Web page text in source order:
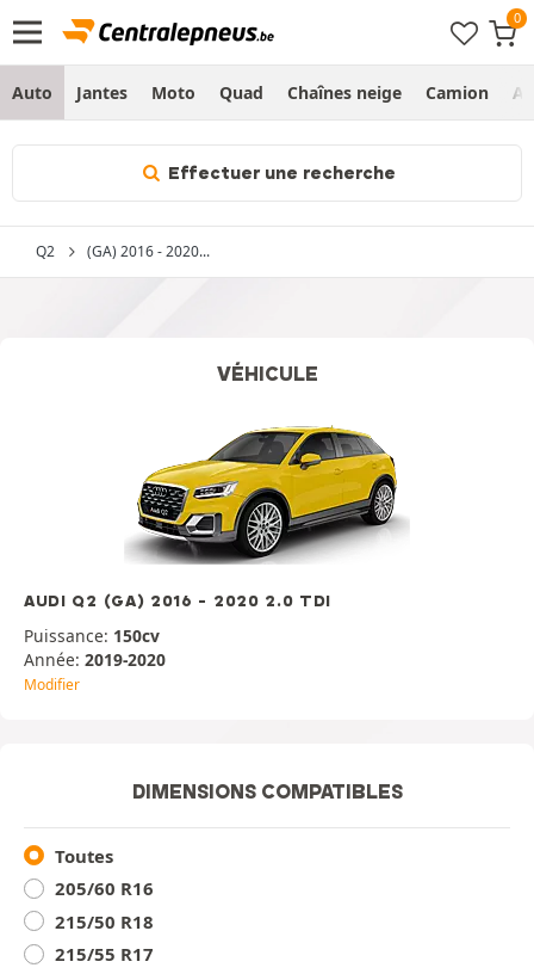
Auto Jantes Moto Quad Chaînes neige Camion
Effectuer une recherche
Q2 (GA) 2016 - 2020...
VÉHICULE
AUDI Q2 (GA) 2016 - 2020 2.0 TDI
Puissance: 150cv
Année: 2019-2020
Modifier
DIMENSIONS COMPATIBLES
Toutes
205/60 R16
215/50 R18
215/55 R17